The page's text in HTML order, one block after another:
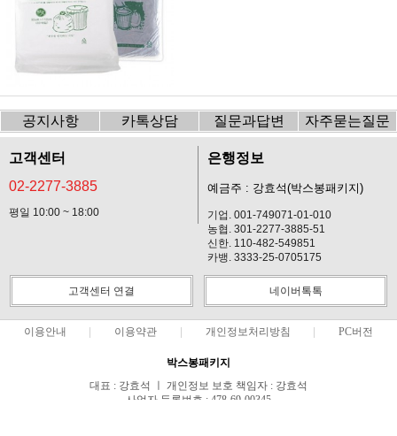
공지사항 카톡상담 질문과답변 자주묻는질문
고객센터
02-2277-3885
평일 10:00 ~ 18:00
은행정보
예금주 : 강효석(박스봉패키지)
기업. 001-749071-01-010
농협. 301-2277-3885-51
신한. 110-482-549851
카뱅. 3333-25-0705175
고객센터 연결 네이버톡톡
이용안내 이용약관 개인정보처리방침 PC버전
박스봉패키지
대표 : 강효석 ㅣ 개인정보 보호 책임자 : 강효석
사업자 등록번호 : 478-69-00345